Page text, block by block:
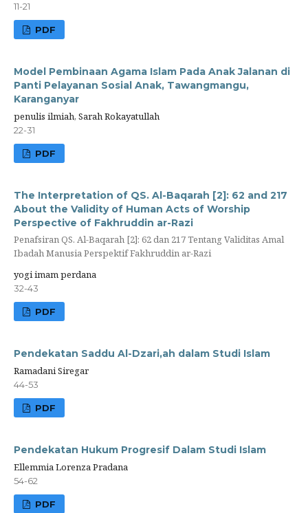
11-21
PDF
Model Pembinaan Agama Islam Pada Anak Jalanan di
Panti Pelayanan Sosial Anak, Tawangmangu,
Karanganyar
penulis ilmiah, Sarah Rokayatullah
22-31
PDF
The Interpretation of QS. Al-Baqarah [2]: 62 and 217
About the Validity of Human Acts of Worship
Perspective of Fakhruddin ar-Razi
Penafsiran QS. Al-Baqarah [2]: 62 dan 217 Tentang Validitas Amal
Ibadah Manusia Perspektif Fakhruddin ar-Razi
yogi imam perdana
32-43
PDF
Pendekatan Saddu Al-Dzari,ah dalam Studi Islam
Ramadani Siregar
44-53
PDF
Pendekatan Hukum Progresif Dalam Studi Islam
Ellemmia Lorenza Pradana
54-62
PDF